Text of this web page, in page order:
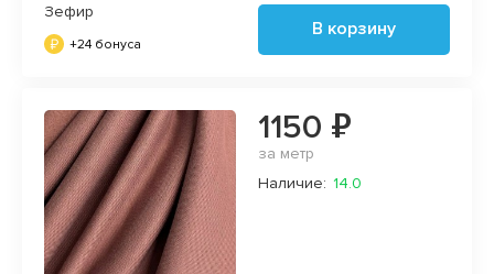
Зефир
+24 бонуса
В корзину
1150 ₽
за метр
Наличие: 14.0